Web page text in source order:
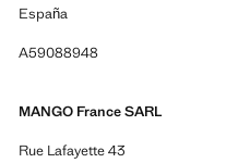
España
A59088948
MANGO France SARL
Rue Lafayette 43